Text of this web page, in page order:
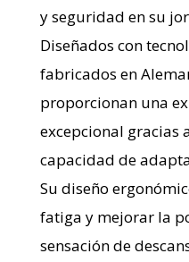
y seguridad en su
Diseñados con
fabricados en
proporcionan una
excepcional gracias
capacidad de
Su diseño
fatiga y mejorar la
sensación de